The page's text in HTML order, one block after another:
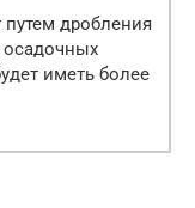
дробления
осадочных
иметь более